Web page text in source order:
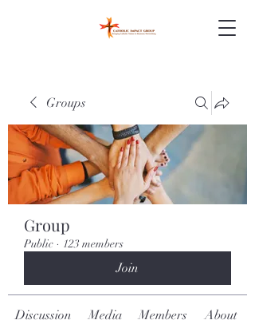
Groups
Group
Public · 123 members
Join
Discussion Media Members About